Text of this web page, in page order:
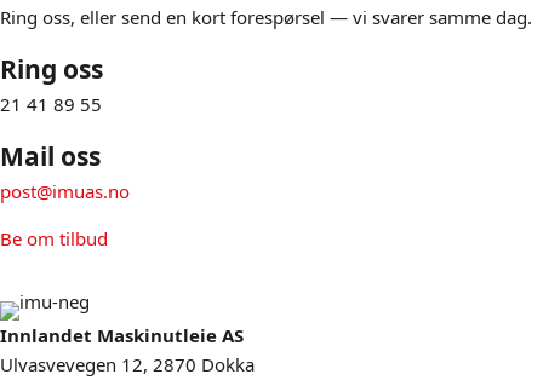
Ring oss, eller send en kort forespørsel — vi svarer samme dag.
Ring oss
21 41 89 55
Mail oss
post@imuas.no
Be om tilbud
Innlandet Maskinutleie AS
Ulvasvevegen 12, 2870 Dokka